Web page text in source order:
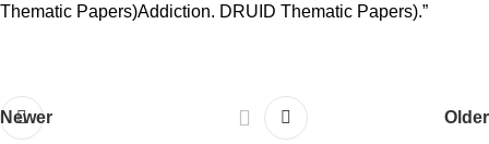
Thematic Papers)Addiction. DRUID Thematic Papers).”
Newer Older